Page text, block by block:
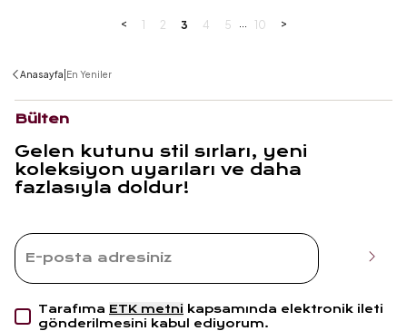
< 1 2 3 4 5 ... 10 >
Anasayfa En Yeniler
Bülten
Gelen kutunu stil sırları, yeni
koleksiyon uyarıları ve daha
fazlasıyla doldur!
Tarafıma ETK metni kapsamında elektronik ileti
gönderilmesini kabul ediyorum.